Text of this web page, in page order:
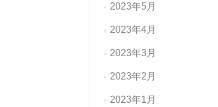
2023年5月
2023年4月
2023年3月
2023年2月
2023年1月